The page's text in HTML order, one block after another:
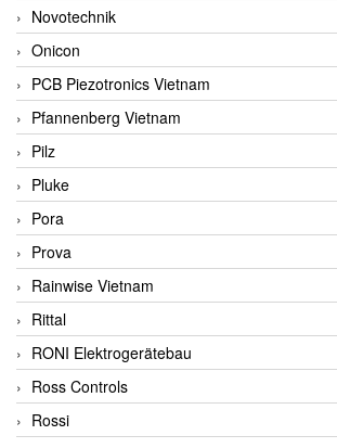
Novotechnik
Onicon
PCB Piezotronics Vietnam
Pfannenberg Vietnam
Pilz
Pluke
Pora
Prova
Rainwise Vietnam
Rittal
RONI Elektrogerätebau
Ross Controls
Rossi